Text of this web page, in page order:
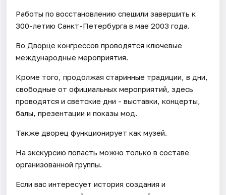
Работы по восстановлению спешили завершить к
300-летию Санкт-Петербурга в мае 2003 года.
Во Дворце конгрессов проводятся ключевые
международные мероприятия.
Кроме того, продолжая старинные традиции, в дни,
свободные от официальных мероприятий, здесь
проводятся и светские дни - выставки, концерты,
балы, презентации и показы мод.
Также дворец функционирует как музей.
На экскурсию попасть можно только в составе
организованной группы.
Если вас интересует история создания и